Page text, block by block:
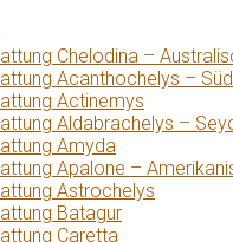
Chelodina –
Acanthochelys –
Actinemys
Aldabrachelys –
Amyda
Apalone –
Astrochelys
Batagur
Caretta